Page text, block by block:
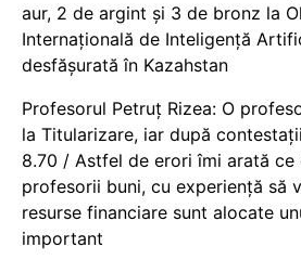
aur, 2 de argint și 3 de bronz la
Internațională de Inteligență
desfășurată în Kazahstan
Profesorul Petruț Rizea: O
la Titularizare, iar după
8.70 / Astfel de erori îmi arată ce
profesorii buni, cu experiență să
resurse financiare sunt alocate
important